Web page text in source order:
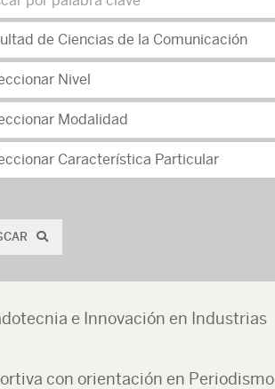
e Innovación en Industrias
con orientación en Periodismo